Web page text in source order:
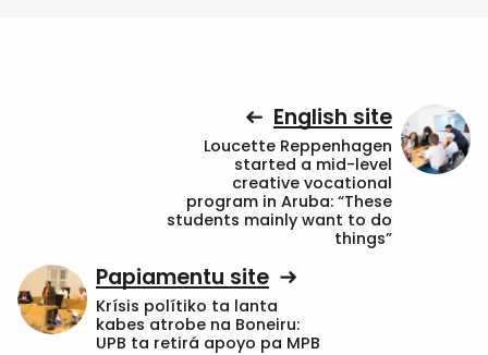
English site
Loucette Reppenhagen
started a mid-level
creative vocational
program in Aruba: “These
students mainly want to do
things”
Papiamentu site
Krísis polítiko ta lanta
kabes atrobe na Boneiru:
UPB ta retirá apoyo pa MPB